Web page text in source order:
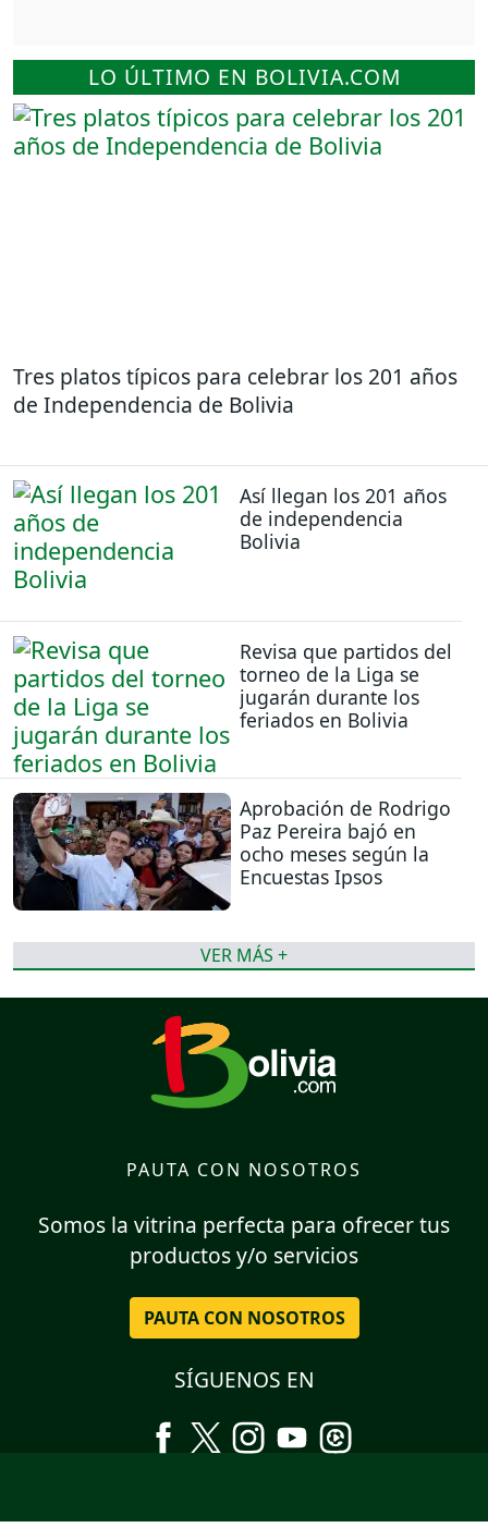
LO ÚLTIMO EN BOLIVIA.COM
Tres platos típicos para celebrar los 201 años
de Independencia de Bolivia
Así llegan los 201 años
de independencia
Bolivia
Revisa que partidos del
torneo de la Liga se
jugarán durante los
feriados en Bolivia
Aprobación de Rodrigo
Paz Pereira bajó en
ocho meses según la
Encuestas Ipsos
VER MÁS +
PAUTA CON NOSOTROS
Somos la vitrina perfecta para ofrecer tus
productos y/o servicios
PAUTA CON NOSOTROS
SÍGUENOS EN